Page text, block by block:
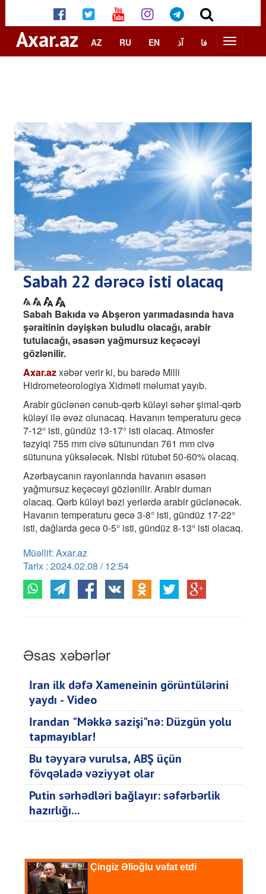
Axar.az AZ RU EN آذ فا
Sabah 22 dərəcə isti olacaq
Sabah Bakıda və Abşeron yarımadasında hava
şəraitinin dəyişkən buludlu olacağı, arabir
tutulacağı, əsasən yağmursuz keçəcəyi
gözlənilir.
Axar.azxəbər verir ki, bu barədə Milli
Hidrometeorologiya Xidməti məlumat yayıb.
Arabir güclənən cənub-qərb küləyi səhər şimal-qərb
küləyi ilə əvəz olunacaq. Havanın temperaturu gecə
7-12° isti, gündüz 13-17° isti olacaq. Atmosfer
təzyiqi 755 mm civə sütunundan 761 mm civə
sütununa yüksələcək. Nisbi rütubət 50-60% olacaq.
Azərbaycanın rayonlarında havanın əsasən
yağmursuz keçəcəyi gözlənilir. Arabir duman
olacaq. Qərb küləyi bəzi yerlərdə arabir güclənəcək.
Havanın temperaturu gecə 3-8° isti, gündüz 17-22°
isti, dağlarda gecə 0-5° isti, gündüz 8-13° isti olacaq.
Müəllif: Axar.az
Tarix : 2024.02.08 / 12:54
Əsas xəbərlər
İran ilk dəfə Xameneinin görüntülərini
yaydı - Video
İrandan "Məkkə sazişi"nə: Düzgün yolu
tapmayıblar!
Bu təyyarə vurulsa, ABŞ üçün
fövqəladə vəziyyət olar
Putin sərhədləri bağlayır: səfərbərlik
hazırlığı...